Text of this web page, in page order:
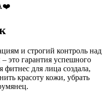
и строгий контроль над
это гарантия успешного
фитнес для лица создала,
красоту кожи, убрать